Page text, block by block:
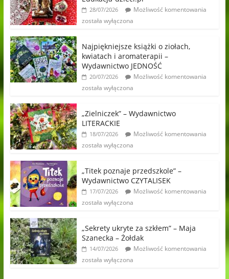
28/07/2026
Możliwość komentowania
została wyłączona
Najpiękniejsze książki o ziołach,
kwiatach i aromaterapii –
Wydawnictwo JEDNOŚĆ
20/07/2026
Możliwość komentowania
została wyłączona
„Zielniczek” – Wydawnictwo
LITERACKIE
18/07/2026
Możliwość komentowania
została wyłączona
„Titek poznaje przedszkole” –
Wydawnictwo CZYTALISEK
17/07/2026
Możliwość komentowania
została wyłączona
„Sekrety ukryte za szkłem” – Maja
Szanecka – Żołdak
14/07/2026
Możliwość komentowania
została wyłączona